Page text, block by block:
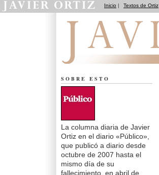
Inicio | Textos de Ortiz
SOBRE ESTO
La columna diaria de Javier
Ortiz en el diario «Público»,
que publicó a diario desde
octubre de 2007 hasta el
mismo día de su
fallecimiento, en abril de